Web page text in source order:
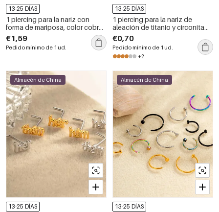
13-25 DÍAS
1 piercing para la nariz con
forma de mariposa, color cobre
y dorado con circonita
€1,59
Pedido mínimo de 1 ud.
13-25 DÍAS
1 piercing para la nariz de
aleación de titanio y circonita
color dorado.
€0,70
Pedido mínimo de 1 ud.
+2
Almacén de China
13-25 DÍAS
Almacén de China
13-25 DÍAS